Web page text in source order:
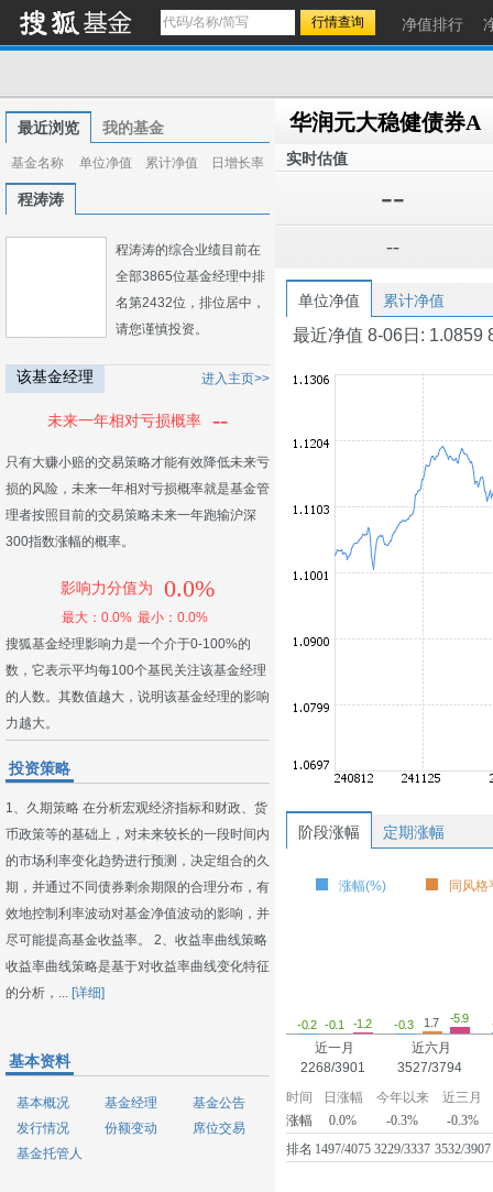
净值排行
最近浏览 我的基金
基金名称 单位净值 累计净值 日增长率
程涛涛
程涛涛的综合业绩目前在
全部3865位基金经理中排
名第2432位，排位居中，
请您谨慎投资。
该基金经理 进入主页>>
未来一年相对亏损概率 --
只有大赚小赔的交易策略才能有效降低未来亏
损的风险，未来一年相对亏损概率就是基金管
理者按照目前的交易策略未来一年跑输沪深
300指数涨幅的概率。
影响力分值为 0.0%
最大：0.0% 最小：0.0%
搜狐基金经理影响力是一个介于0-100%的
数，它表示平均每100个基民关注该基金经理
的人数。其数值越大，说明该基金经理的影响
力越大。
投资策略
1、久期策略 在分析宏观经济指标和财政、货
币政策等的基础上，对未来较长的一段时间内
的市场利率变化趋势进行预测，决定组合的久
期，并通过不同债券剩余期限的合理分布，有
效地控制利率波动对基金净值波动的影响，并
尽可能提高基金收益率。 2、收益率曲线策略
收益率曲线策略是基于对收益率曲线变化特征
的分析，... [详细]
基本资料
基本概况 基金经理
基金公告
发行情况
份额变动
席位交易
基金托管人
华润元大稳健债券A
实时估值
--
--
单位净值 累计净值
最近净值 8-06日: 1.0859
阶段涨幅 定期涨幅
涨幅(%) 同风格
-0.2 -0.1 -1.2
近一月
2268/3901
-0.3 1.7 -5.9
近六月
3527/3794
时间 日涨幅 今年以来
近三月
涨幅
0.0% -0.3%
-0.3%
排名 1497/4075 3229/3337 3532/3907